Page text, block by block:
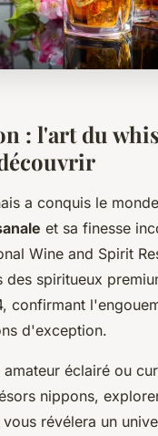
: l'art du
a conquis le
et sa finesse
Wine and Spirit
des spiritueux
confirmant
d'exception.
éclairé ou
nippons,
vous révélera un